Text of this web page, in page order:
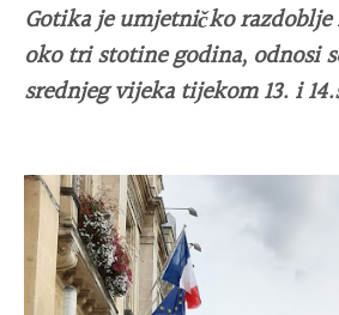
Gotika je umjetničko
oko tri stotine godina, odnosi
srednjeg vijeka tijekom 13. i